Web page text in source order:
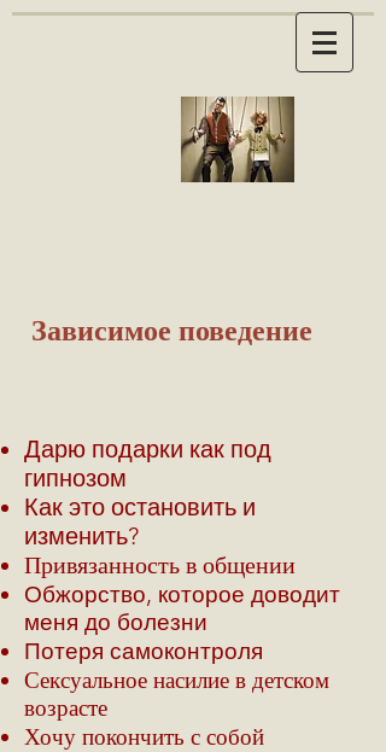
Зависимое поведение
Дарю подарки как под
гипнозом
Как это остановить и
изменить?
Привязанность в общении
Обжорство, которое доводит
меня до болезни
Потеря самоконтроля
Сексуальное насилие в детском
возрасте
Хочу покончить с собой